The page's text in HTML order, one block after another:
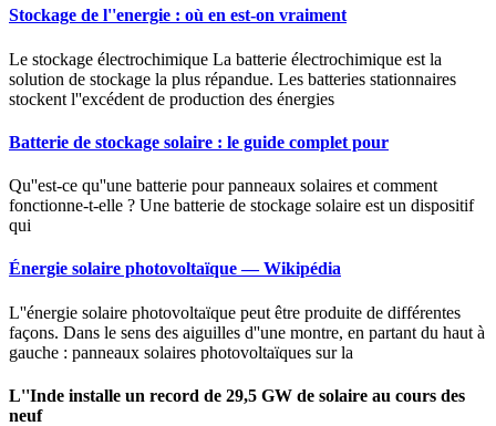
Stockage de l''energie : où en est-on vraiment
Le stockage électrochimique La batterie électrochimique est la
solution de stockage la plus répandue. Les batteries stationnaires
stockent l''excédent de production des énergies
Batterie de stockage solaire : le guide complet pour
Qu''est-ce qu''une batterie pour panneaux solaires et comment
fonctionne-t-elle ? Une batterie de stockage solaire est un dispositif
qui
Énergie solaire photovoltaïque — Wikipédia
L''énergie solaire photovoltaïque peut être produite de différentes
façons. Dans le sens des aiguilles d''une montre, en partant du haut à
gauche : panneaux solaires photovoltaïques sur la
L''Inde installe un record de 29,5 GW de solaire au cours des
neuf